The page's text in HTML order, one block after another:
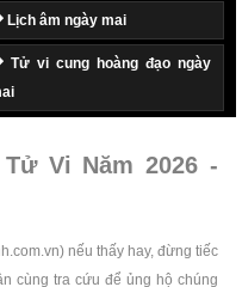
Lịch âm ngày mai
Tử vi cung hoàng đạo ngày
Vi Năm 2026 -
nếu thấy hay, đừng tiếc
cùng tra cứu để ủng hộ chúng